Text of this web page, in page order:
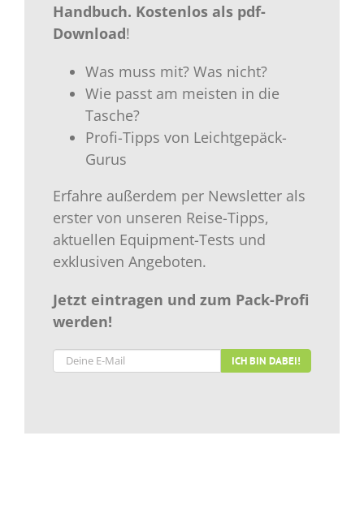
Handbuch. Kostenlos als pdf-
Download!
Was muss mit? Was nicht?
Wie passt am meisten in die
Tasche?
Profi-Tipps von Leichtgepäck-
Gurus
Erfahre außerdem per Newsletter als
erster von unseren Reise-Tipps,
aktuellen Equipment-Tests und
exklusiven Angeboten.
Jetzt eintragen und zum Pack-Profi
werden!